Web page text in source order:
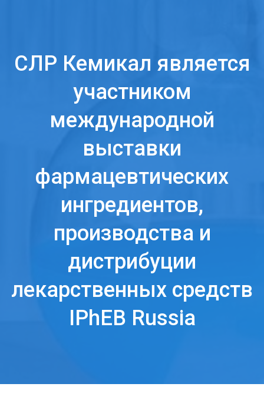
СЛР Кемикал является
участником
международной
выставки
фармацевтических
ингредиентов,
производства и
дистрибуции
лекарственных средств
IPhEB Russia